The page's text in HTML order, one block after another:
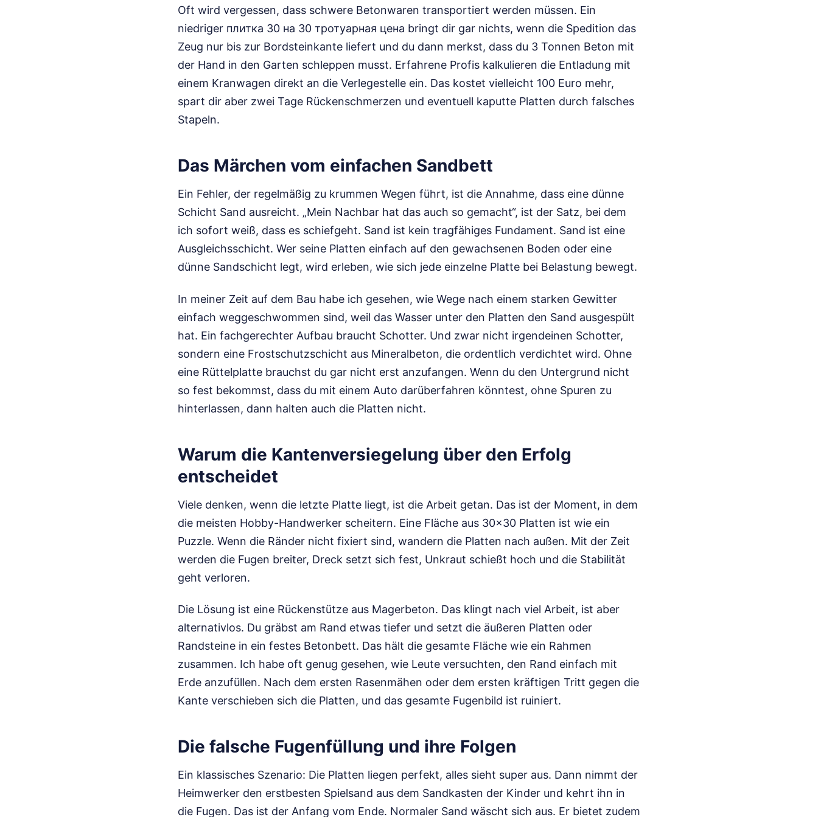
Oft wird vergessen, dass schwere Betonwaren transportiert werden müssen. Ein
niedriger плитка 30 на 30 тротуарная цена bringt dir gar nichts, wenn die Spedition das
Zeug nur bis zur Bordsteinkante liefert und du dann merkst, dass du 3 Tonnen Beton mit
der Hand in den Garten schleppen musst. Erfahrene Profis kalkulieren die Entladung mit
einem Kranwagen direkt an die Verlegestelle ein. Das kostet vielleicht 100 Euro mehr,
spart dir aber zwei Tage Rückenschmerzen und eventuell kaputte Platten durch falsches
Stapeln.
Das Märchen vom einfachen Sandbett
Ein Fehler, der regelmäßig zu krummen Wegen führt, ist die Annahme, dass eine dünne
Schicht Sand ausreicht. „Mein Nachbar hat das auch so gemacht“, ist der Satz, bei dem
ich sofort weiß, dass es schiefgeht. Sand ist kein tragfähiges Fundament. Sand ist eine
Ausgleichsschicht. Wer seine Platten einfach auf den gewachsenen Boden oder eine
dünne Sandschicht legt, wird erleben, wie sich jede einzelne Platte bei Belastung bewegt.
In meiner Zeit auf dem Bau habe ich gesehen, wie Wege nach einem starken Gewitter
einfach weggeschwommen sind, weil das Wasser unter den Platten den Sand ausgespült
hat. Ein fachgerechter Aufbau braucht Schotter. Und zwar nicht irgendeinen Schotter,
sondern eine Frostschutzschicht aus Mineralbeton, die ordentlich verdichtet wird. Ohne
eine Rüttelplatte brauchst du gar nicht erst anzufangen. Wenn du den Untergrund nicht
so fest bekommst, dass du mit einem Auto darüberfahren könntest, ohne Spuren zu
hinterlassen, dann halten auch die Platten nicht.
Warum die Kantenversiegelung über den Erfolg
entscheidet
Viele denken, wenn die letzte Platte liegt, ist die Arbeit getan. Das ist der Moment, in dem
die meisten Hobby-Handwerker scheitern. Eine Fläche aus 30x30 Platten ist wie ein
Puzzle. Wenn die Ränder nicht fixiert sind, wandern die Platten nach außen. Mit der Zeit
werden die Fugen breiter, Dreck setzt sich fest, Unkraut schießt hoch und die Stabilität
geht verloren.
Die Lösung ist eine Rückenstütze aus Magerbeton. Das klingt nach viel Arbeit, ist aber
alternativlos. Du gräbst am Rand etwas tiefer und setzt die äußeren Platten oder
Randsteine in ein festes Betonbett. Das hält die gesamte Fläche wie ein Rahmen
zusammen. Ich habe oft genug gesehen, wie Leute versuchten, den Rand einfach mit
Erde anzufüllen. Nach dem ersten Rasenmähen oder dem ersten kräftigen Tritt gegen die
Kante verschieben sich die Platten, und das gesamte Fugenbild ist ruiniert.
Die falsche Fugenfüllung und ihre Folgen
Ein klassisches Szenario: Die Platten liegen perfekt, alles sieht super aus. Dann nimmt der
Heimwerker den erstbesten Spielsand aus dem Sandkasten der Kinder und kehrt ihn in
die Fugen. Das ist der Anfang vom Ende. Normaler Sand wäscht sich aus. Er bietet zudem